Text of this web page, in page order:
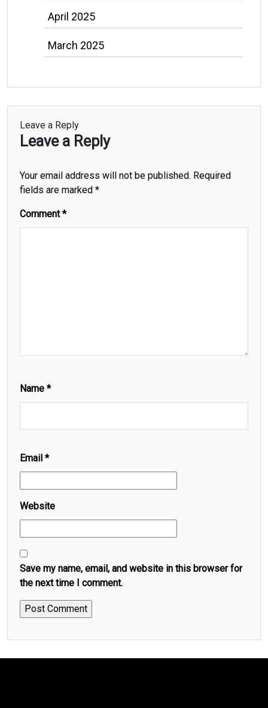
April 2025
March 2025
Leave a Reply
Leave a Reply
Your email address will not be published. Required
fields are marked *
Comment*
Name *
Email *
Website
Save my name, email, and website in this browser for
the next time I comment.